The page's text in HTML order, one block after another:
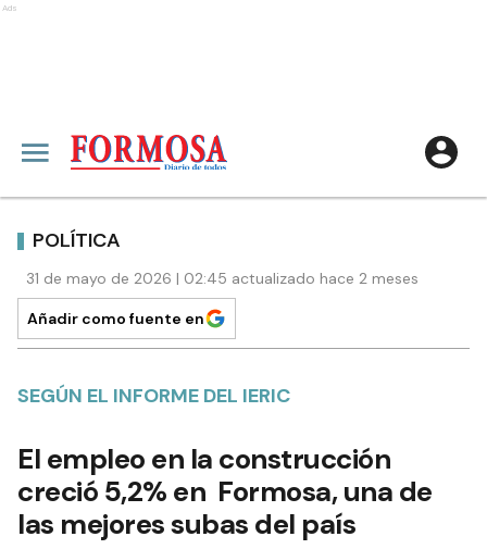
Ads
POLÍTICA
31 de mayo de 2026 | 02:45 actualizado hace 2 meses
Añadir como fuente en
SEGÚN EL INFORME DEL IERIC
El empleo en la construcción
creció 5,2% en Formosa, una de
las mejores subas del país